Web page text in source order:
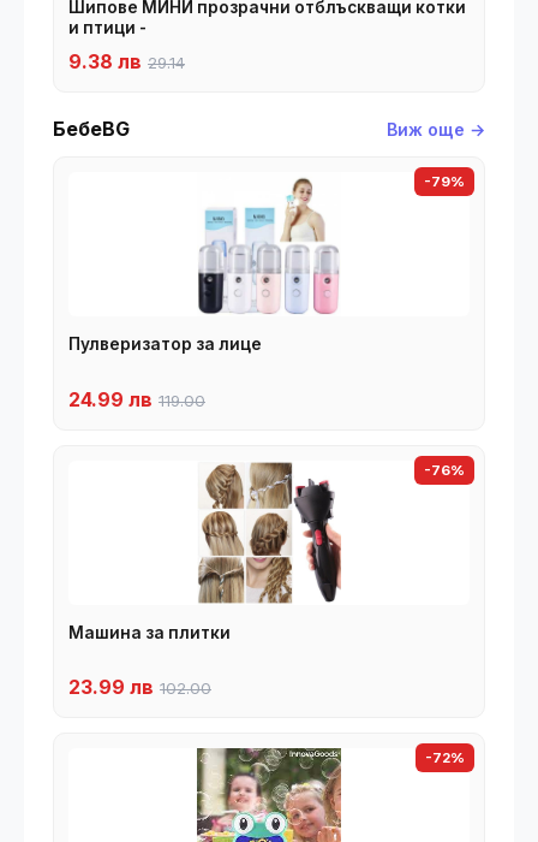
Шипове МИНИ прозрачни отблъскващи котки
и птици -
9.38 лв 29.14
БебеBG Виж още →
-79%
Пулверизатор за лице
24.99 лв 119.00
-76%
Машина за плитки
23.99 лв 102.00
-72%